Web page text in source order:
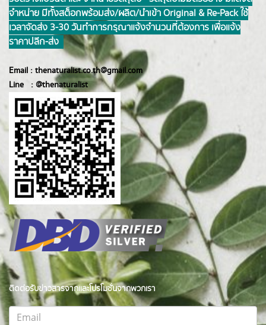
จำหน่าย มีทั้งสต็อกพร้อมส่ง/ผลิต/นำเข้า Original & Re-Pack ใช้
เวลาจัดส่ง 3-30 วันทำการ กรุณาแจ้งจำนวนที่ต้องการ เพื่อแจ้ง
ราคาปลีก-ส่ง
Email : thenaturalist.co.th@gmail.com
Line : @thenaturalist
ติดต่อรับข่าวสารจากและโปรโมชั่นจากพวกเรา